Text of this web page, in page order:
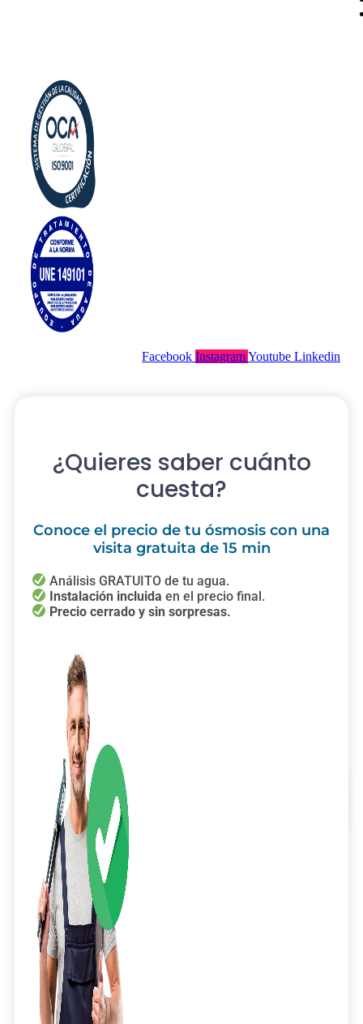
Facebook InstagramYoutube Linkedin
¿Quieres saber cuánto
cuesta?
Conoce el precio de tu ósmosis con una
visita gratuita de 15 min
Análisis GRATUITO de tu agua.
Instalación incluida en el precio final.
Precio cerrado y sin sorpresas.